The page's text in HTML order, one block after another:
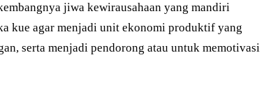
jiwa kewirausahaan yang mandiri
kue agar menjadi unit ekonomi produktif yang
serta menjadi pendorong atau untuk memotivasi